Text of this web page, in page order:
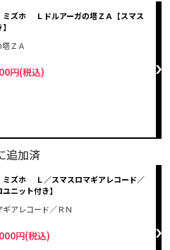
ズホ Ｌドルアーガの塔ＺＡ【スマス
ＺＡ
円(税込)
追加済
ズホ Ｌ／スマスロマギアレコード／
ニット付き】
ギアレコード／ＲＮ
円(税込)